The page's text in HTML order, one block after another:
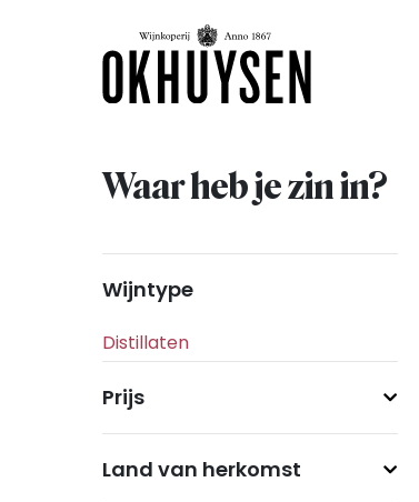
Waar heb je zin in?
Wijntype
Prijs
Land van herkomst